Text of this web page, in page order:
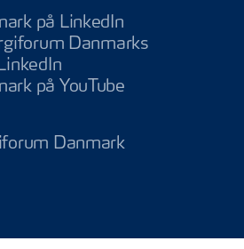
på LinkedInEnergiforum
Danmarks
Energiforum |
på YouTubeEnergiforum
Danmark